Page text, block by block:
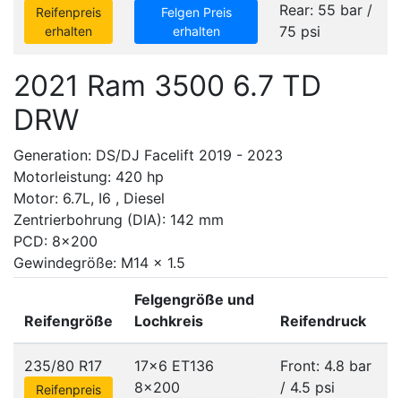
Reifenpreis
erhalten
Felgen Preis
erhalten
Rear: 55 bar /
75 psi
2021 Ram 3500 6.7 TD
DRW
Generation: DS/DJ Facelift 2019 - 2023
Motorleistung: 420 hp
Motor: 6.7L, I6 , Diesel
Zentrierbohrung (DIA): 142 mm
PCD: 8x200
Gewindegröße: M14 x 1.5
Reifengröße
Felgengröße und
Lochkreis
Reifendruck
235/80 R17
Reifenpreis
17x6 ET136
8x200
Front: 4.8 bar
/ 4.5 psi